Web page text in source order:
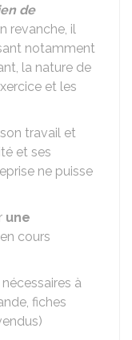
de
revanche, il
notamment
la nature de
et les
travail et
et ses
ne puisse
une
cours
à
fiches